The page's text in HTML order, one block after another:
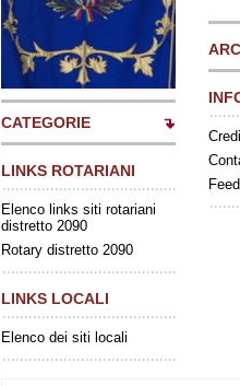
CATEGORIE
LINKS ROTARIANI
Elenco links siti rotariani
distretto 2090
Rotary distretto 2090
LINKS LOCALI
Elenco dei siti locali